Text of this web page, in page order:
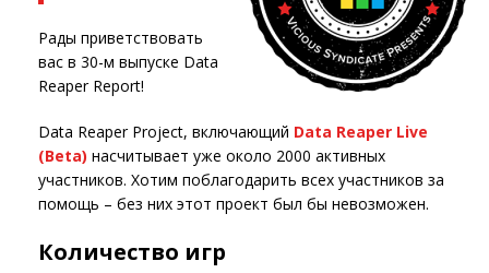
Рады приветствовать
вас в 30-м выпуске Data
Reaper Report!
Data Reaper Project, включающий Data Reaper Live
(Beta) насчитывает уже около 2000 активных
участников. Хотим поблагодарить всех участников за
помощь – без них этот проект был бы невозможен.
Количество игр